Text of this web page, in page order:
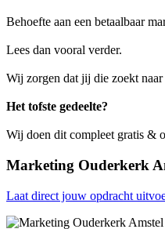
Behoefte aan een betaalbaar
Lees dan vooral verder.
Wij zorgen dat jij die zoekt naar
Het tofste gedeelte?
Wij doen dit compleet gratis &
Marketing Ouderkerk
Laat direct jouw opdracht